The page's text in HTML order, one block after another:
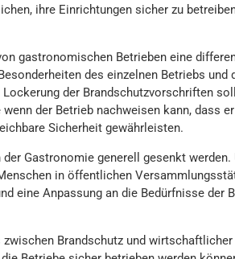
ihre Einrichtungen sicher zu
gastronomischen Betrieben eine
des einzelnen Betriebs und
der Brandschutzvorschriften
der Betrieb nachweisen kann, dass
Sicherheit gewährleisten.
Gastronomie generell gesenkt
in öffentlichen
eine Anpassung an die Bedürfnisse der
Brandschutz und